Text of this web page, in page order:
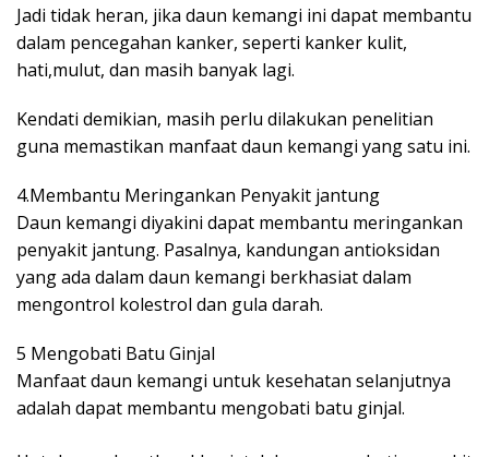
Jadi tidak heran, jika daun kemangi ini dapat membantu
dalam pencegahan kanker, seperti kanker kulit,
hati,mulut, dan masih banyak lagi.
Kendati demikian, masih perlu dilakukan penelitian
guna memastikan manfaat daun kemangi yang satu ini.
4.Membantu Meringankan Penyakit jantung
Daun kemangi diyakini dapat membantu meringankan
penyakit jantung. Pasalnya, kandungan antioksidan
yang ada dalam daun kemangi berkhasiat dalam
mengontrol kolestrol dan gula darah.
5 Mengobati Batu Ginjal
Manfaat daun kemangi untuk kesehatan selanjutnya
adalah dapat membantu mengobati batu ginjal.